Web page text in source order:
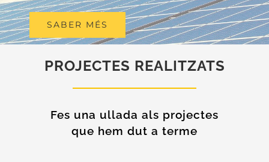
SABER MÉS
PROJECTES REALITZATS
Fes una ullada als projectes
que hem dut a terme